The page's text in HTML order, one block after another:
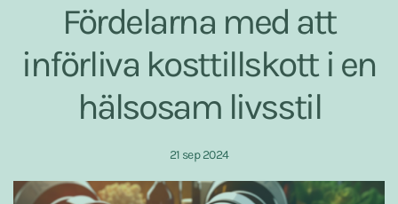
Fördelarna med att
införliva kosttillskott i en
hälsosam livsstil
21 sep 2024